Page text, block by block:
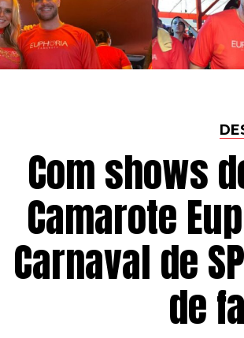
Com shows
Camarote
Carnaval de
de